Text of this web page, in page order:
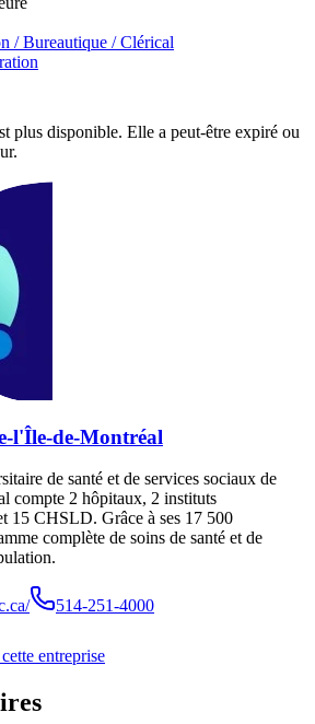
/ Bureautique / Clérical
plus disponible. Elle a peut-être expiré ou
l'Île-de-Montréal
de santé et de services sociaux de
compte 2 hôpitaux, 2 instituts
15 CHSLD. Grâce à ses 17 500
complète de soins de santé et de
514-251-4000
entreprise